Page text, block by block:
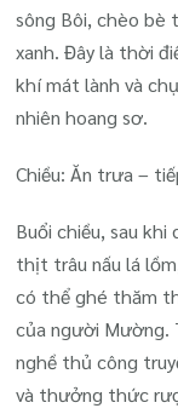
sông Bôi, chèo
xanh. Đây là thời
khí mát lành và
nhiên hoang sơ.
Chiều: Ăn trưa –
Buổi chiều, sau
thịt trâu nấu lá
có thể ghé thăm
của người Mường.
nghề thủ công
và thưởng thức